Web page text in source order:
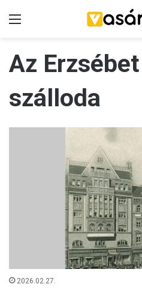
Az
szálloda
2026.02.27.